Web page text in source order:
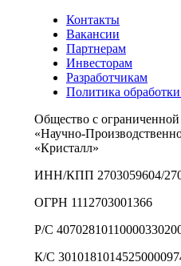
Контакты
Вакансии
Партнерам
Инвесторам
Разработчикам
Политика
Общество с ограниченной
«Научно-
«Кристалл»
ИНН/КПП 2703059604/
ОГРН 1112703001366
Р/С
К/С